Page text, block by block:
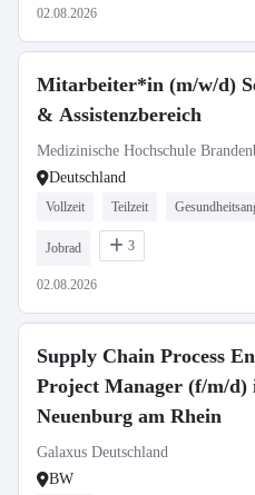
02.08.2026
Mitarbeiter*in (m/w/d)
& Assistenzbereich
Medizinische Hochschule
Deutschland
Vollzeit Teilzeit
Jobrad 3
02.08.2026
Supply Chain Process
Project Manager (f/m/d)
Neuenburg am Rhein
Galaxus Deutschland
BW